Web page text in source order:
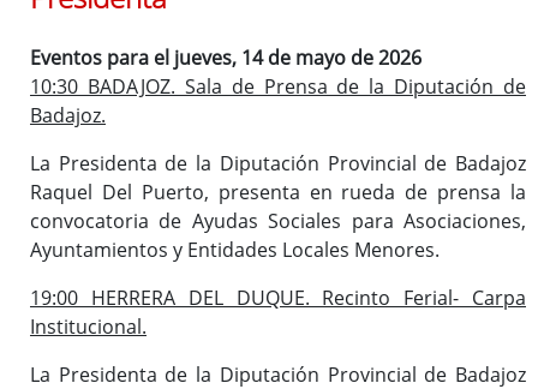
Eventos para el jueves, 14 de mayo de 2026
10:30 BADAJOZ. Sala de Prensa de la Diputación de
Badajoz.
La Presidenta de la Diputación Provincial de Badajoz
Raquel Del Puerto, presenta en rueda de prensa la
convocatoria de Ayudas Sociales para Asociaciones,
Ayuntamientos y Entidades Locales Menores.
19:00 HERRERA DEL DUQUE. Recinto Ferial- Carpa
Institucional.
La Presidenta de la Diputación Provincial de Badajoz